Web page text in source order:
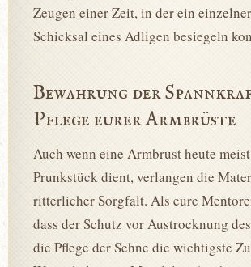
Zeugen einer Zeit, in der ein
Schicksal eines Adligen besiegeln
Bewahrung der
Pflege eurer Armbrüste
Auch wenn eine Armbrust heute
Prunkstück dient, verlangen die
ritterlicher Sorgfalt. Als eure
dass der Schutz vor Austrocknung
die Pflege der Sehne die wichtigste